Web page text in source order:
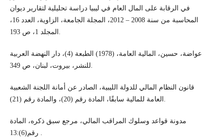
في الرقابة على المال العام في ليبيا دراسة تحليلية لتقارير ديوان
المحاسبة من سنة 2008 – 2012، المجلة الجامعة، الزاوية، العدد 16،
المجلد 1، ص 193.
عواضة، حسين، المالية العامة، (1978) الطبعة (4)، دار النهضة العربية
للنشر، بيروت، لبنان، ص 349.
قانون النظام المالي للدولة الليبية، الصادر عن أمانة اللجنة الشعبية
العامة للمالية سابقًا، المادة رقم (20)، والمادة رقم (21).
مدونة قواعد وسلوك المراقب المالي، مرجع سبق ذكره، المادة
رقم(6):13 .